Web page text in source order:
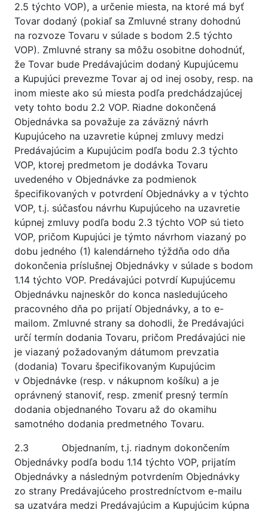
2.5 týchto VOP), a určenie miesta, na ktoré má byť
Tovar dodaný (pokiaľ sa Zmluvné strany dohodnú
na rozvoze Tovaru v súlade s bodom 2.5 týchto
VOP). Zmluvné strany sa môžu osobitne dohodnúť,
že Tovar bude Predávajúcim dodaný Kupujúcemu
a Kupujúci prevezme Tovar aj od inej osoby, resp. na
inom mieste ako sú miesta podľa predchádzajúcej
vety tohto bodu 2.2 VOP. Riadne dokončená
Objednávka sa považuje za záväzný návrh
Kupujúceho na uzavretie kúpnej zmluvy medzi
Predávajúcim a Kupujúcim podľa bodu 2.3 týchto
VOP, ktorej predmetom je dodávka Tovaru
uvedeného v Objednávke za podmienok
špecifikovaných v potvrdení Objednávky a v týchto
VOP, t.j. súčasťou návrhu Kupujúceho na uzavretie
kúpnej zmluvy podľa bodu 2.3 týchto VOP sú tieto
VOP, pričom Kupujúci je týmto návrhom viazaný po
dobu jedného (1) kalendárneho týždňa odo dňa
dokončenia príslušnej Objednávky v súlade s bodom
1.14 týchto VOP. Predávajúci potvrdí Kupujúcemu
Objednávku najneskôr do konca nasledujúceho
pracovného dňa po prijatí Objednávky, a to e-
mailom. Zmluvné strany sa dohodli, že Predávajúci
určí termín dodania Tovaru, pričom Predávajúci nie
je viazaný požadovaným dátumom prevzatia
(dodania) Tovaru špecifikovaným Kupujúcim
v Objednávke (resp. v nákupnom košíku) a je
oprávnený stanoviť, resp. zmeniť presný termín
dodania objednaného Tovaru až do okamihu
samotného dodania predmetného Tovaru.
2.3 Objednaním, t.j. riadnym dokončením
Objednávky podľa bodu 1.14 týchto VOP, prijatím
Objednávky a následným potvrdením Objednávky
zo strany Predávajúceho prostredníctvom e-mailu
sa uzatvára medzi Predávajúcim a Kupujúcim kúpna